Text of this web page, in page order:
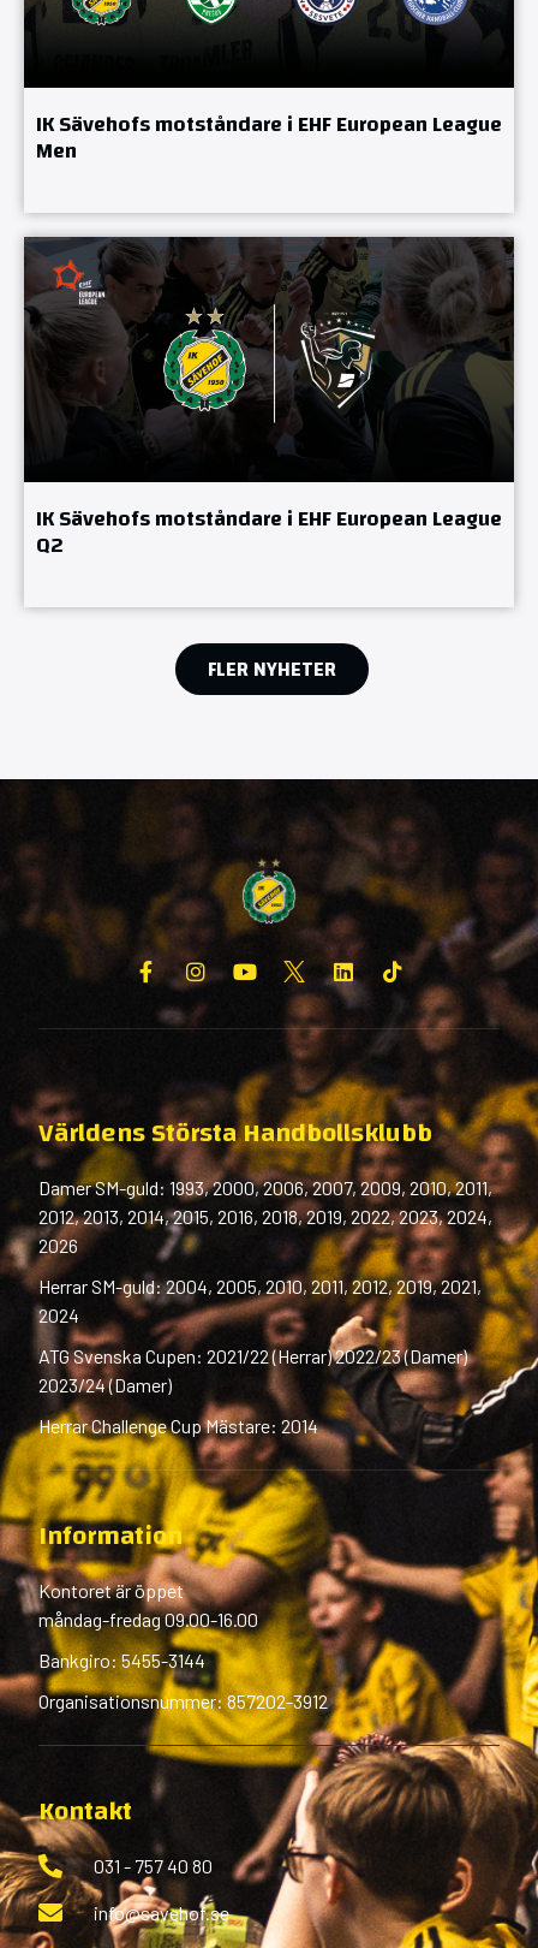
IK Sävehofs motståndare i EHF European League
Men
IK Sävehofs motståndare i EHF European League
Q2
FLER NYHETER
Världens Största Handbollsklubb
Damer SM-guld: 1993, 2000, 2006, 2007, 2009, 2010, 2011,
2012, 2013, 2014, 2015, 2016, 2018, 2019, 2022, 2023, 2024,
2026
Herrar SM-guld: 2004, 2005, 2010, 2011, 2012, 2019, 2021,
2024
ATG Svenska Cupen: 2021/22 (Herrar) 2022/23 (Damer)
2023/24 (Damer)
Herrar Challenge Cup Mästare: 2014
Information
Kontoret är öppet
måndag-fredag 09.00-16.00
Bankgiro: 5455-3144
Organisationsnummer: 857202-3912
Kontakt
031 - 757 40 80
info@savehof.se